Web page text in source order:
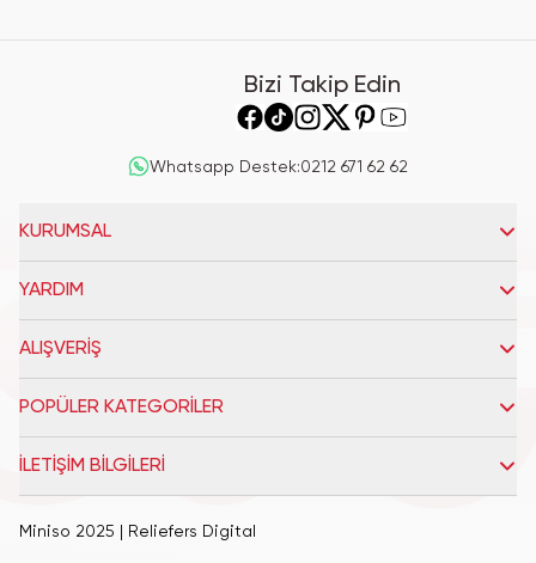
Bizi Takip Edin
Whatsapp Destek:0212 671 62 62
KURUMSAL
YARDIM
ALIŞVERİŞ
POPÜLER KATEGORİLER
İLETİŞİM BİLGİLERİ
Miniso 2025 | Reliefers Digital